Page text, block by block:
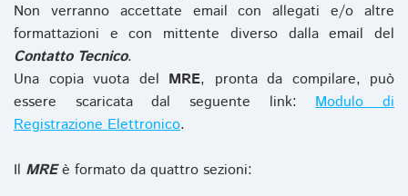
Non verranno accettate email con allegati e/o altre
formattazioni e con mittente diverso dalla email del
Contatto Tecnico.
Una copia vuota del MRE, pronta da compilare, può
essere scaricata dal seguente link:Modulo di
Registrazione Elettronico.
Il MREè formato da quattro sezioni: